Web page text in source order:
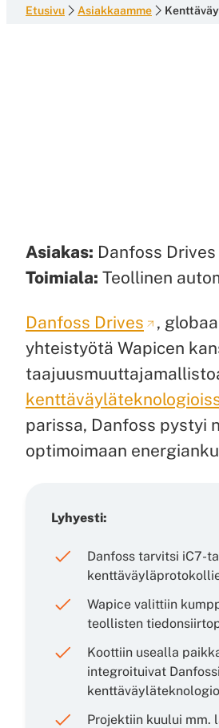
Etusivu Asiakkaamme
Asiakas: Danfoss Drives
Toimiala: Teollinen
Danfoss Drives
,
yhteistyötä Wapicen
parissa, Danfoss pystyi
optimoimaan
Lyhyesti:
Danfoss tarvitsi iC7-
Wapice valittiin
teollisten
Koottiin usealla
integroituivat
Projektiin kuului